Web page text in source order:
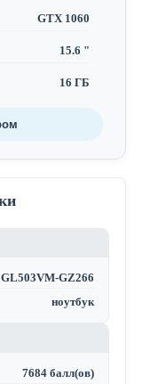
GTX 1060
15.6 "
16 ГБ
GL503VM-GZ266
ноутбук
7684 балл(ов)